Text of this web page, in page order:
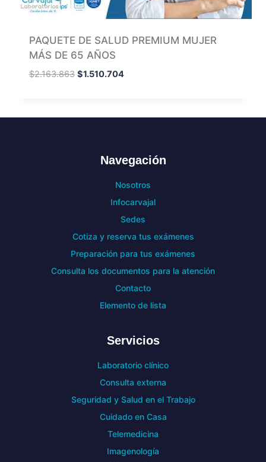
PAQUETE DE SALUD PREMIUM MUJER
MÁS DE 65 AÑOS
$2.163.863 $1.510.704
Navegación
Nosotros
Infocarvajal
Sedes
Cotiza y reserva tus exámenes
Preparación para tus exámenes
Consulta los documentos para la atención
Contacto
Elemento de lista
Servicios
Laboratorio clínico
Consulta externa
Seguridad y Salud en el Trabajo
Cuidado en Casa
Telemedicina
Imagenología